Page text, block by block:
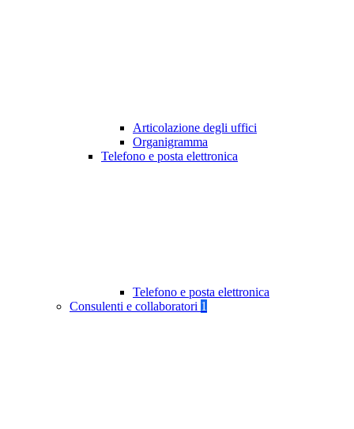
Articolazione degli uffici
Organigramma
Telefono e posta elettronica
Telefono e posta elettronica
Consulenti e collaboratori 1